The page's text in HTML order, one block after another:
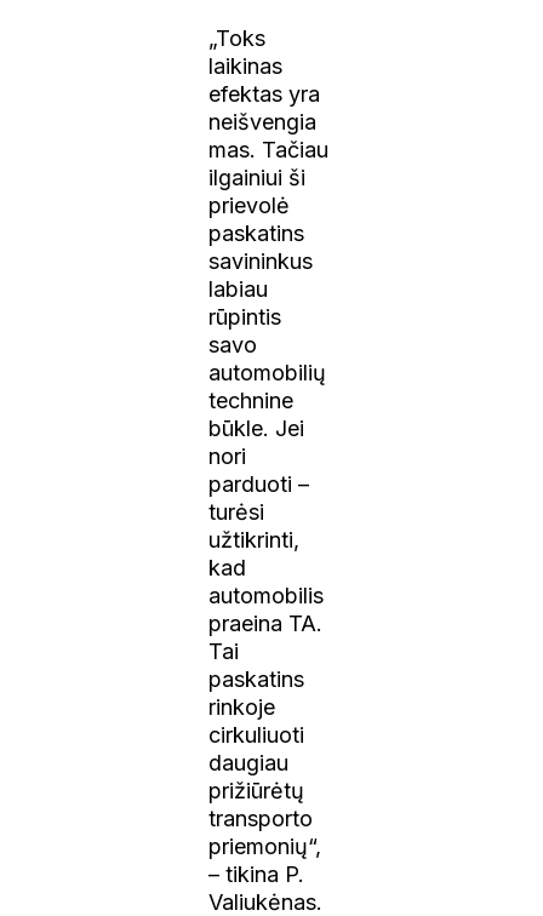
„Toks
laikinas
efektas yra
neišvengia
mas. Tačiau
ilgainiui ši
prievolė
paskatins
savininkus
labiau
rūpintis
savo
automobilių
technine
būkle. Jei
nori
parduoti –
turėsi
užtikrinti,
kad
automobilis
praeina TA.
Tai
paskatins
rinkoje
cirkuliuoti
daugiau
prižiūrėtų
transporto
priemonių“,
– tikina P.
Valiukėnas.